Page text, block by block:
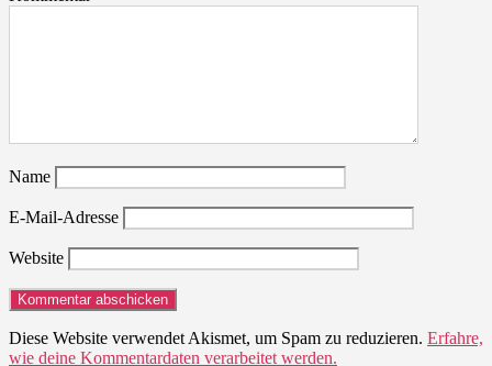
Name
E-Mail-Adresse
Website
Diese Website verwendet Akismet, um Spam zu reduzieren. Erfahre,
wie deine Kommentardaten verarbeitet werden.